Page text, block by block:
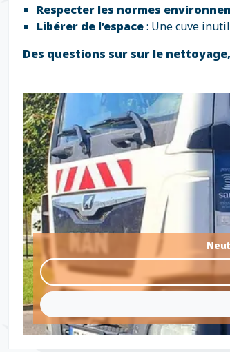
Respecter les normes
Libérer de l’espace: Une cuve
Des questions sur sur le